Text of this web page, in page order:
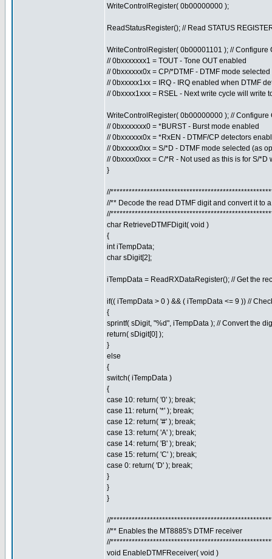
WriteControlRegister( 0b00000000 );
ReadStatusRegister(); // Read STATUS
WriteControlRegister( 0b00001101 ); // Configure
// 0bxxxxxxx1 = TOUT - Tone OUT enabled
// 0bxxxxxx0x = CP/*DTMF - DTMF mode selected
// 0bxxxxx1xx = IRQ - IRQ enabled when DTMF
// 0bxxxx1xxx = RSEL - Next write cycle will write
WriteControlRegister( 0b00000000 ); // Configure
// 0bxxxxxxx0 = *BURST - Burst mode enabled
// 0bxxxxxx0x = *RxEN - DTMF/CP detectors
// 0bxxxxx0xx = S/*D - DTMF mode selected (as
// 0bxxxx0xxx = C/*R - Not used as this is for S/
}
//
//** Decode the read DTMF digit and convert it to
//
char RetrieveDTMFDigit( void )
{
int iTempData;
char sDigit[2];
iTempData = ReadRXDataRegister(); // Get the
if(( iTempData > 0 ) && ( iTempData <= 9 )) //
{
sprintf( sDigit, "%d", iTempData ); // Convert the
return( sDigit[0] );
}
else
{
switch( iTempData )
{
case 10: return( '0' ); break;
case 11: return( '*' ); break;
case 12: return( '#' ); break;
case 13: return( 'A' ); break;
case 14: return( 'B' ); break;
case 15: return( 'C' ); break;
case 0: return( 'D' ); break;
}
}
}
//
//** Enables the MT8885's DTMF receiver
//
void EnableDTMFReceiver( void )